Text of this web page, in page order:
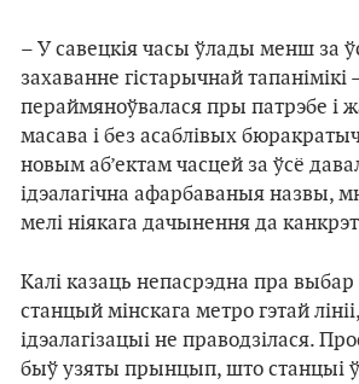
– У савецкія часы ўлады менш за
захаванне гістарычнай тапанімікі
пераймяноўвалася пры патрэбе і
масава і без асаблівых
новым аб’ектам часцей за ўсё
ідэалагічна афарбаваныя назвы,
мелі ніякага дачынення да
Калі казаць непасрэдна пра выбар
станцый мінскага метро гэтай
ідэалагізацыі не праводзілася.
быў узяты прынцып, што станцыі